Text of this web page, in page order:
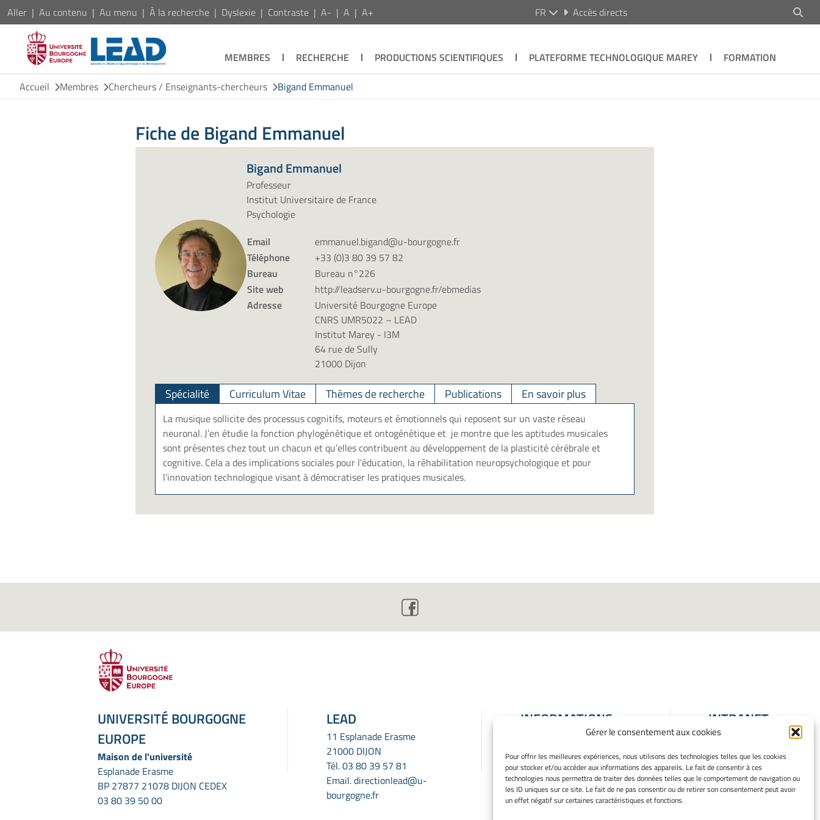
Gérer le consentement aux cookies
Pour offrir les meilleures expériences, nous utilisons des technologies telles que les cookies
pour stocker et/ou accéder aux informations des appareils. Le fait de consentir à ces
technologies nous permettra de traiter des données telles que le comportement de navigation ou
les ID uniques sur ce site. Le fait de ne pas consentir ou de retirer son consentement peut avoir
un effet négatif sur certaines caractéristiques et fonctions.
Aller Au contenu Au menu À la recherche Dyslexie Contraste A- A A+ FR Accès directs
MEMBRES RECHERCHE PRODUCTIONS SCIENTIFIQUES PLATEFORME TECHNOLOGIQUE MAREY
FORMATION
Accueil
Membres Chercheurs / Enseignants-chercheurs Bigand Emmanuel
Fiche de Bigand Emmanuel
Bigand Emmanuel
Professeur
Institut Universitaire de France
Psychologie
Email
emmanuel.bigand@u-bourgogne.fr
Téléphone
+33 (0)3 80 39 57 82
Bureau
Bureau n°226
Site web
http://leadserv.u-bourgogne.fr/ebmedias
Adresse
Université Bourgogne Europe
CNRS UMR5022 – LEAD
Institut Marey - I3M
64 rue de Sully
21000 Dijon
Spécialité Curriculum Vitae Thèmes de recherche Publications En savoir plus
La musique sollicite des processus cognitifs, moteurs et émotionnels qui reposent sur un vaste réseau
neuronal. J’en étudie la fonction phylogénétique et ontogénétique et je montre que les aptitudes musicales
sont présentes chez tout un chacun et qu’elles contribuent au développement de la plasticité cérébrale et
cognitive. Cela a des implications sociales pour l’éducation, la réhabilitation neuropsychologique et pour
l’innovation technologique visant à démocratiser les pratiques musicales.
UNIVERSITÉ BOURGOGNE
EUROPE
Maison de l'université
Esplanade Erasme
BP 27877 21078 DIJON CEDEX
03 80 39 50 00
LEAD
11 Esplanade Erasme
21000 DIJON
Tél.03 80 39 57 81
Email.directionlead@u-
bourgogne.fr
INFORMATIONS
Mentions Légales
Gérer mes cookies
Politique de cookies
Déclaration de
INTRANET